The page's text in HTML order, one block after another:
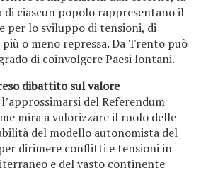
di ciascun popolo rappresentano il
per lo sviluppo di tensioni, di
o meno repressa. Da Trento può
di coinvolgere Paesi lontani.
dibattito sul valore
del Referendum
mira a valorizzare il ruolo delle
del modello autonomista del
dirimere conflitti e tensioni in
e del vasto continente